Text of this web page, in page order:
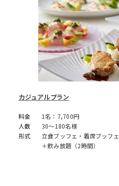
カジュアルプラン
料金
1名：7,700円
人数
30～180名様
形式
立食ブッフェ・着席ブッフェ
＋飲み放題（2時間）